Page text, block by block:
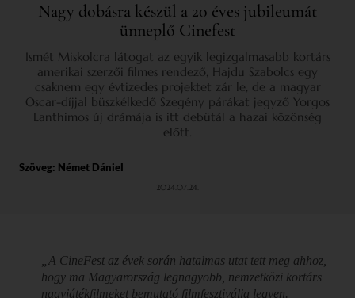
Nagy dobásra készül a 20 éves jubileumát
ünneplő Cinefest
Ismét Miskolcra látogat az egyik legizgalmasabb kortárs
amerikai szerzői filmes rendező, Hajdu Szabolcs egy
csaknem egy évtizedes projektet zár le, de a magyar
Oscar-díjjal büszkélkedő Szegény párákat jegyző Yorgos
Lanthimos új drámája is itt debütál a hazai közönség
előtt.
Szöveg: Német Dániel
2024.07.24.
„A CineFest az évek során hatalmas utat tett meg ahhoz,
hogy ma Magyarország legnagyobb, nemzetközi kortárs
nagyjátékfilmeket bemutató filmfesztiválja legyen.